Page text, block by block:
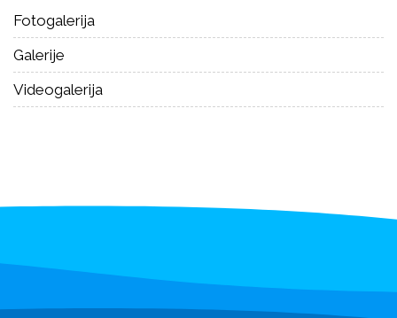
Fotogalerija
Galerije
Videogalerija